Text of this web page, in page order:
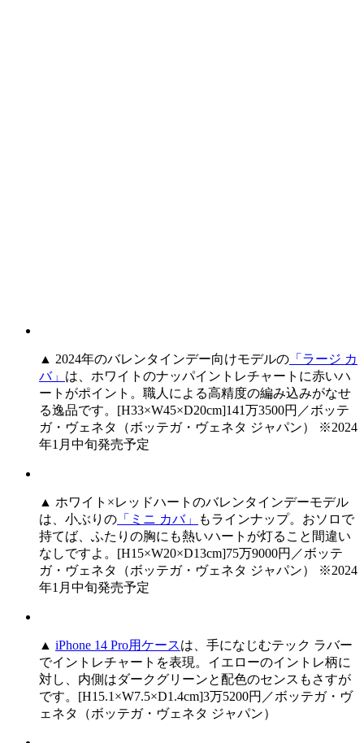
▲ 2024年のバレンタインデー向けモデルの 「ラージ カ
バ」 は、ホワイトのナッパイントレチャートに赤いハ
ートがポイント。職人による高精度の編み込みがなせ
る逸品です。[H33×W45×D20cm]141万3500円／ボッテ
ガ・ヴェネタ（ボッテガ・ヴェネタ ジャパン） ※2024
年1月中旬発売予定
▲ ホワイト×レッドハートのバレンタインデーモデル
は、小ぶりの 「ミニ カバ」
もラインナップ。おソロで
持てば、ふたりの胸にも熱いハートが灯ること間違い
なしですよ。[H15×W20×D13cm]75万9000円／ボッテ
ガ・ヴェネタ（ボッテガ・ヴェネタ ジャパン） ※2024
年1月中旬発売予定
▲ iPhone 14 Pro用ケースは、手になじむテック ラバー
でイントレチャートを表現。イエローのイントレ柄に
対し、内側はダークグリーンと配色のセンスもさすが
です。[H15.1×W7.5×D1.4cm]3万5200円／ボッテガ・ヴ
ェネタ（ボッテガ・ヴェネタ ジャパン）